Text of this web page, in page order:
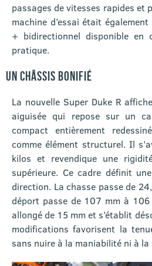
passages de vitesses rapides et
machine d’essai était
+ bidirectionnel disponible en
pratique.
UN CHÂSSIS BONIFIÉ
La nouvelle Super Duke R
aiguisée qui repose sur un
compact entièrement
comme élément structurel. Il
kilos et revendique une
supérieure. Ce cadre définit
direction. La chasse passe de
déport passe de 107 mm à 106
allongé de 15 mm et s’établit
modifications favorisent la
sans nuire à la maniabilité ni à la